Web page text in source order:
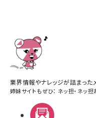
業界情報やナレッジが詰まった
姉妹サイトもぜひ： ネッ担・ ネッ